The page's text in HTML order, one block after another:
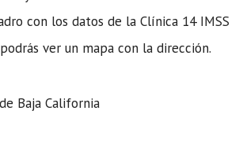
con los datos de la Clínica 14 IMSS
ver un mapa con la dirección.